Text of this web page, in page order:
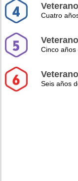
Cuatro
Cinco
Seis años